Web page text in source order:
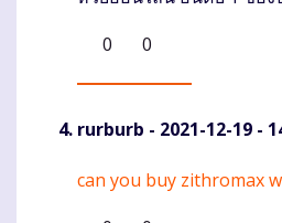
0
0
rurburb - 2021-12-19 -
Komentaras
can you buy zithromax